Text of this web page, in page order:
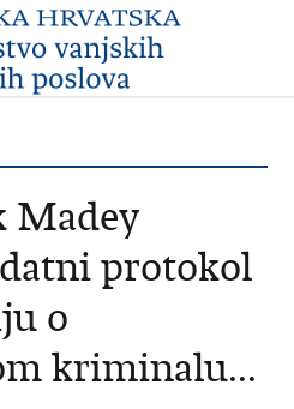
Madey
protokol
o
kriminalu...